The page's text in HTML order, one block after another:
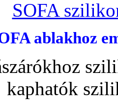
SOFA
ablakhoz
kaphatók